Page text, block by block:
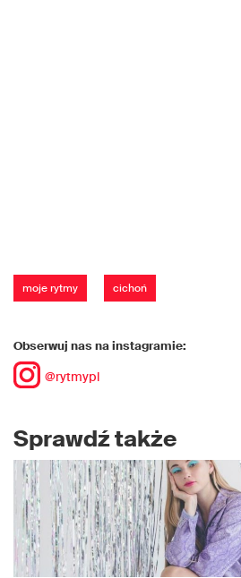
moje rytmy cichoń
Obserwuj nas na instagramie:
@rytmypl
Sprawdź także